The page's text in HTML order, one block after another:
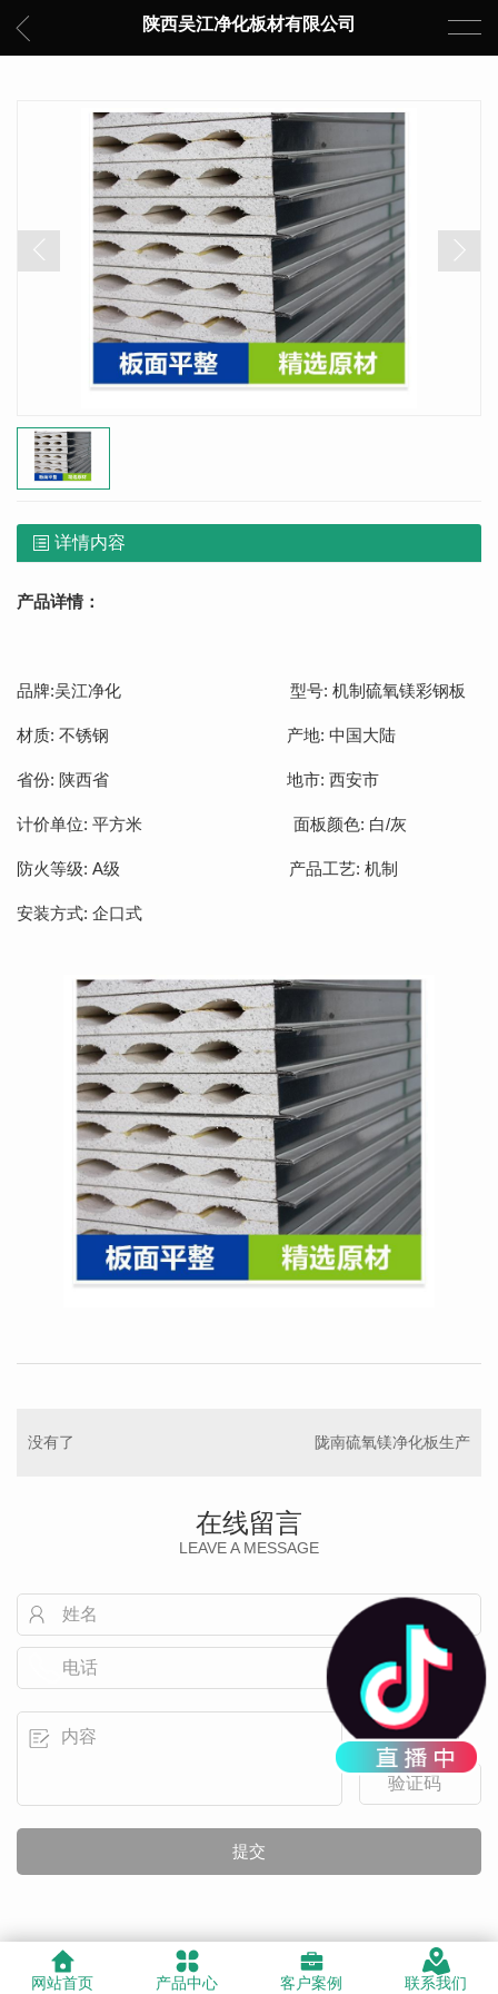
陕西吴江净化板材有限公司
详情内容
产品详情：
品牌:吴江净化 型号: 机制硫氧镁彩钢板
材质: 不锈钢 产地: 中国大陆
省份: 陕西省 地市: 西安市
计价单位: 平方米 面板颜色: 白/灰
防火等级: A级 产品工艺: 机制
安装方式: 企口式
没有了 陇南硫氧镁净化板生产
在线留言
LEAVE A MESSAGE
网站首页 产品中心 客户案例 联系我们